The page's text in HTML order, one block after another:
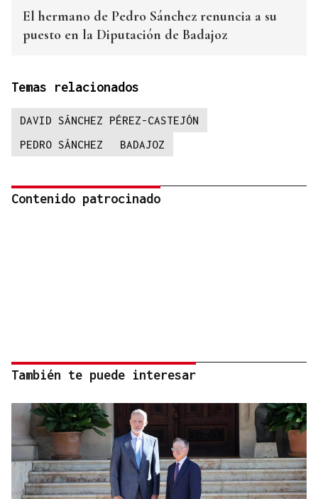
El hermano de Pedro Sánchez renuncia a su
puesto en la Diputación de Badajoz
Temas relacionados
DAVID SÁNCHEZ PÉREZ-CASTEJÓN
PEDRO SÁNCHEZ
BADAJOZ
Contenido patrocinado
También te puede interesar